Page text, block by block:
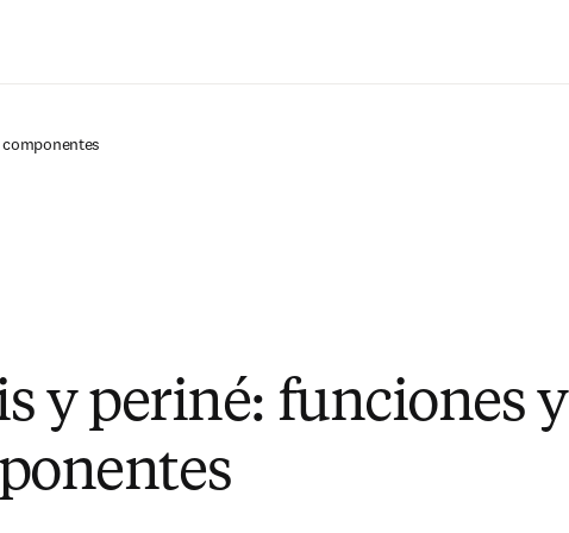
y periné: funciones y